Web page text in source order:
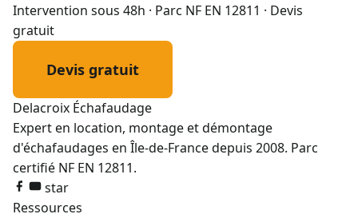
Intervention sous 48h · Parc NF EN 12811 · Devis
gratuit
Devis gratuit
Delacroix Échafaudage
Expert en location, montage et démontage
d'échafaudages en Île-de-France depuis 2008. Parc
certifié NF EN 12811.
star
Ressources